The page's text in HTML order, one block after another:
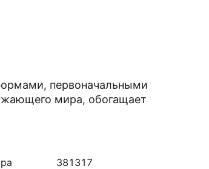
первоначальными
мира, обогащает
381317